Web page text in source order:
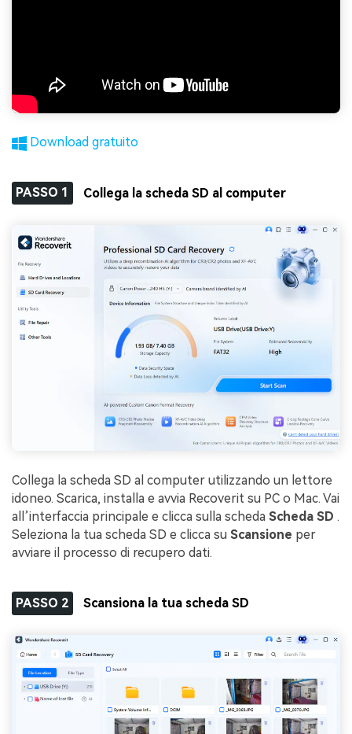
Download gratuito
PASSO 1 Collega la scheda SD al computer
Collega la scheda SD al computer utilizzando un lettore
idoneo. Scarica, installa e avvia Recoverit su PC o Mac. Vai
all’interfaccia principale e clicca sulla scheda Scheda SD .
Seleziona la tua scheda SD e clicca su Scansione per
avviare il processo di recupero dati.
PASSO 2 Scansiona la tua scheda SD